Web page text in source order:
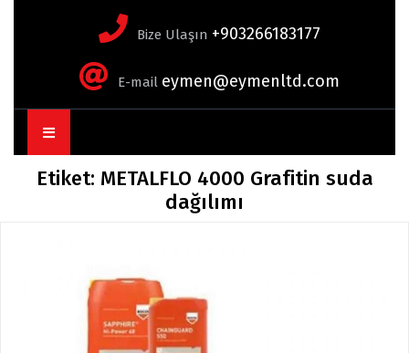
Bize Ulaşın +903266183177
E-mail eymen@eymenltd.com
Button
Etiket: METALFLO 4000 Grafitin suda
dağılımı